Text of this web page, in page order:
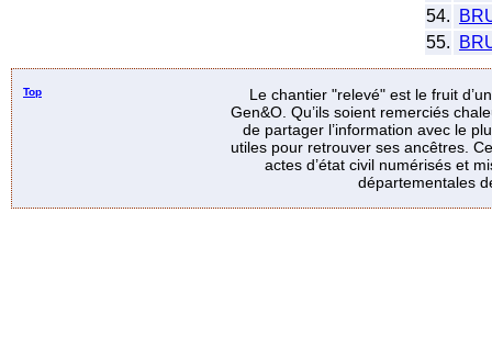
54.
55.
Top
Le chantier "relevé" est le fruit
Gen&O. Qu’ils soient remerciés
de partager l’information avec le
utiles pour retrouver ses ancêtres.
actes d’état civil numérisés et
départementales